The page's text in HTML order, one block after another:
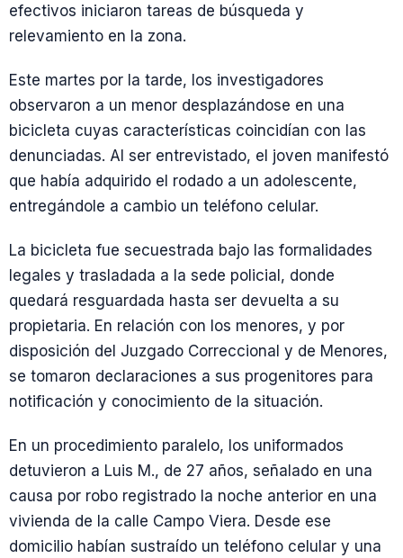
efectivos iniciaron tareas de búsqueda y
relevamiento en la zona.
Este martes por la tarde, los investigadores
observaron a un menor desplazándose en una
bicicleta cuyas características coincidían con las
denunciadas. Al ser entrevistado, el joven manifestó
que había adquirido el rodado a un adolescente,
entregándole a cambio un teléfono celular.
La bicicleta fue secuestrada bajo las formalidades
legales y trasladada a la sede policial, donde
quedará resguardada hasta ser devuelta a su
propietaria. En relación con los menores, y por
disposición del Juzgado Correccional y de Menores,
se tomaron declaraciones a sus progenitores para
notificación y conocimiento de la situación.
En un procedimiento paralelo, los uniformados
detuvieron a Luis M., de 27 años, señalado en una
causa por robo registrado la noche anterior en una
vivienda de la calle Campo Viera. Desde ese
domicilio habían sustraído un teléfono celular y una